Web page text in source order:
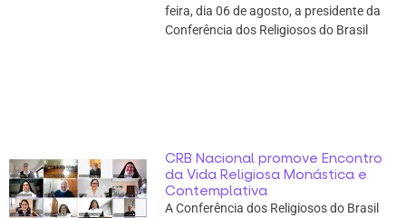
feira, dia 06 de agosto, a presidente da
Conferência dos Religiosos do Brasil
CRB Nacional promove Encontro
da Vida Religiosa Monástica e
Contemplativa
A Conferência dos Religiosos do Brasil